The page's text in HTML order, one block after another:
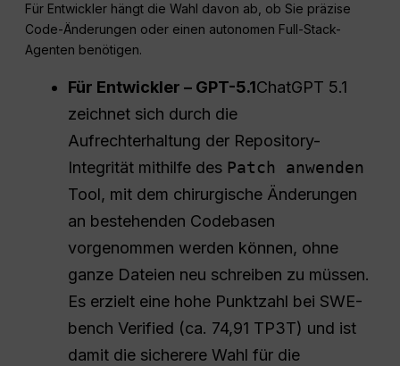
Für Entwickler hängt die Wahl davon ab, ob Sie präzise
Code-Änderungen oder einen autonomen Full-Stack-
Agenten benötigen.
Für Entwickler – GPT-5.1ChatGPT 5.1
zeichnet sich durch die
Aufrechterhaltung der Repository-
Integrität mithilfe des Patch anwenden
Tool, mit dem chirurgische Änderungen
an bestehenden Codebasen
vorgenommen werden können, ohne
ganze Dateien neu schreiben zu müssen.
Es erzielt eine hohe Punktzahl bei SWE-
bench Verified (ca. 74,91 TP3T) und ist
damit die sicherere Wahl für die